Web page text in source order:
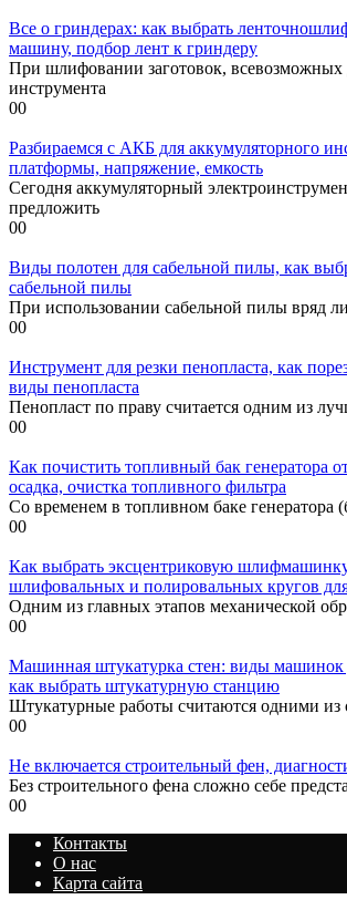
Все о гриндерах: как выбрать
машину, подбор лент к гриндеру
При шлифовании заготовок, всевозможных
инструмента
00
Разбираемся с АКБ для аккумуляторного
платформы, напряжение, емкость
Сегодня аккумуляторный
предложить
00
Виды полотен для сабельной пилы, как
сабельной пилы
При использовании сабельной пилы вряд
00
Инструмент для резки пенопласта, как
виды пенопласта
Пенопласт по праву считается одним из
00
Как почистить топливный бак генератора
осадка, очистка топливного фильтра
Со временем в топливном баке генератора
00
Как выбрать эксцентриковую
шлифовальных и полировальных кругов
Одним из главных этапов механической
00
Машинная штукатурка стен: виды машинок
как выбрать штукатурную станцию
Штукатурные работы считаются одними из
00
Не включается строительный фен,
Без строительного фена сложно себе
00
Контакты
О нас
Карта сайта